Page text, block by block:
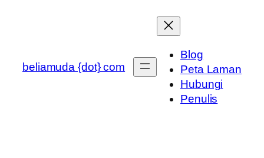
beliamuda {dot} com
Blog
Peta Laman
Hubungi
Penulis